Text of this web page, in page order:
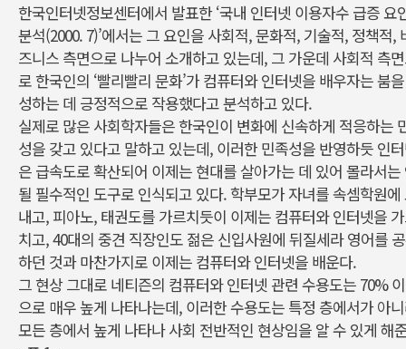
한국인터넷정보센터에서 발표한 ‘국내 인터넷 이용자수 급증 요
분석(2000. 7)’에서는 그 요인을 사회적, 문화적, 기술적, 정책적,
즈니스 측면으로 나누어 소개하고 있는데, 그 가운데 사회적 측
로 한국인의 ‘빨리빨리 문화’가 컴퓨터와 인터넷을 배우자는 붐
성하는 데 긍정적으로 작용했다고 분석하고 있다.
실제로 많은 사회학자들은 한국인이 변화에 신속하게 적응하는
성을 갖고 있다고 말하고 있는데, 이러한 민족성을 반영하듯 인
은 급속도로 확산되어 이제는 현대를 살아가는 데 있어 몰라서는
될 필수적인 도구로 인식되고 있다. 학부모가 자녀를 속셈학원에
내고, 피아노, 태권도를 가르치듯이 이제는 컴퓨터와 인터넷을
치고, 40대의 중견 직장인도 젊은 신입사원에 뒤질세라 영어를
하던 것과 마찬가지로 이제는 컴퓨터와 인터넷을 배운다.
그 현상 그대로 네티즌의 컴퓨터와 인터넷 관련 수용도는 70%
으로 매우 높게 나타나는데, 이러한 수용도는 특정 층에서가 아
모든 층에서 높게 나타나 사회 전반적인 현상임을 알 수 있게 해